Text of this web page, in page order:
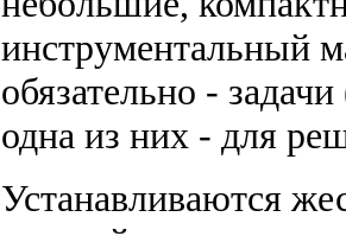
инструментальный
обязательно -
одна из них - для
Устанавливаются